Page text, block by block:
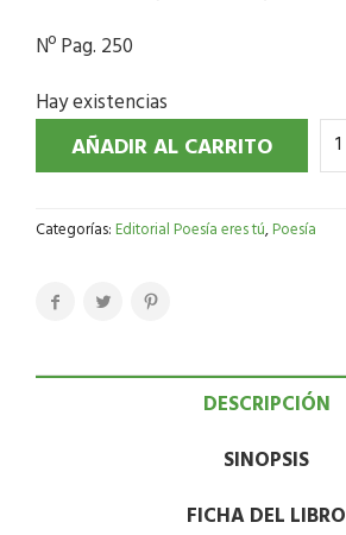
Nº Pag. 250
Hay existencias
AÑADIR AL CARRITO
Categorías:Editorial Poesía eres tú,Poesía
DESCRIPCIÓN
SINOPSIS
FICHA DEL LIBRO